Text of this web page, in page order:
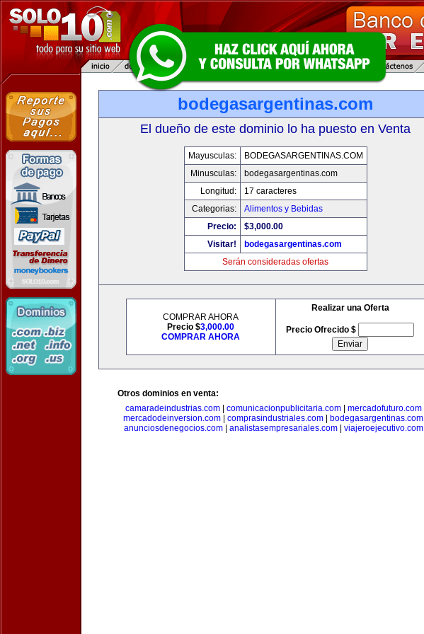
bodegasargentinas.com
El dueño de este dominio lo ha puesto en Venta
Mayusculas:
BODEGASARGENTINAS.COM
Minusculas:
bodegasargentinas.com
Longitud:
17 caracteres
Categorias:
Alimentos y Bebidas
Precio:
$3,000.00
Visitar!
bodegasargentinas.com
Serán consideradas ofertas
COMPRAR AHORA
Precio $3,000.00
COMPRAR AHORA
Realizar una Oferta
Precio Ofrecido $
Otros dominios en venta:
camaradeindustrias.com| comunicacionpublicitaria.com| mercadofuturo.com|
mercadodeinversion.com
comprasindustriales.com bodegasargentinas.com
anunciosdenegocios.com| analistasempresariales.com| viajeroejecutivo.com|